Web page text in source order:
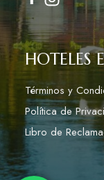
HOTELES
Términos y
Política de
Libro de